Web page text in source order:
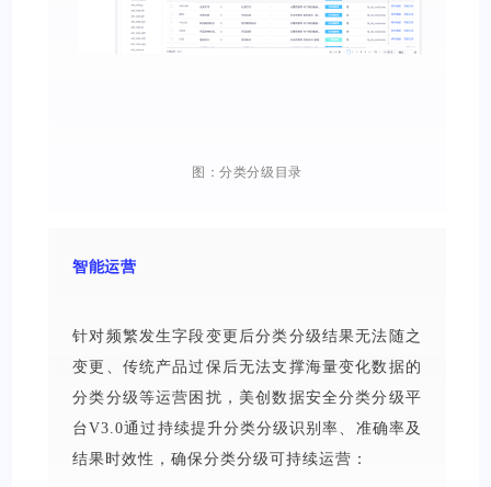
图：分类分级目录
智能运营
针对频繁发生字段变更后分类分级结果无法随之
变更、传统产品过保后无法支撑海量变化数据的
分类分级等运营困扰，美创数据安全分类分级平
台V3.0通过持续提升分类分级识别率、准确率及
结果时效性，确保分类分级可持续运营：